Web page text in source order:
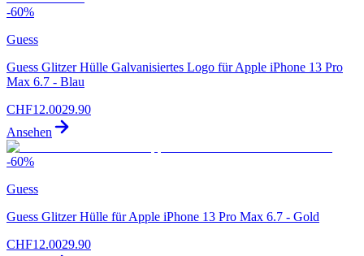
-60%
Guess
Guess Glitzer Hülle Galvanisiertes Logo für Apple iPhone 13 Pro
Max 6.7 - Blau
CHF12.0029.90
Ansehen
-60%
Guess
Guess Glitzer Hülle für Apple iPhone 13 Pro Max 6.7 - Gold
CHF12.0029.90